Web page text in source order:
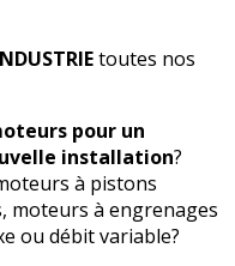
toutes nos
pour un
installation?
à pistons
moteurs à engrenages
ou débit variable?